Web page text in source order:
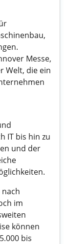
Messe,
Welt, die ein
IT bis hin zu
und der
im
können
bis